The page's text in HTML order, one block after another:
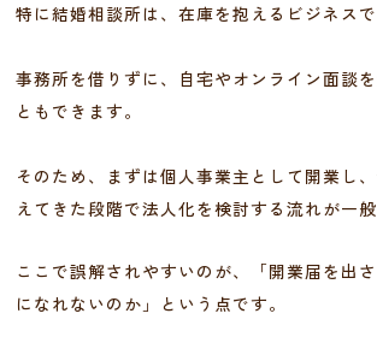
特に結婚相談所は、在庫を抱えるビジネスで
事務所を借りずに、自宅やオンライン面談
ともできます。
そのため、まずは個人事業主として開業し
えてきた段階で法人化を検討する流れが一般
ここで誤解されやすいのが、「開業届を出
になれないのか」という点です。